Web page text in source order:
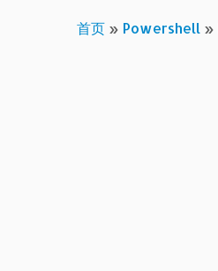
首页 » Powershell »